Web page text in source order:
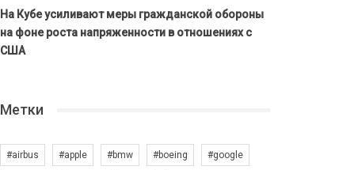
На Кубе усиливают меры гражданской обороны
на фоне роста напряженности в отношениях с
США
Метки
#airbus #apple #bmw #boeing #google